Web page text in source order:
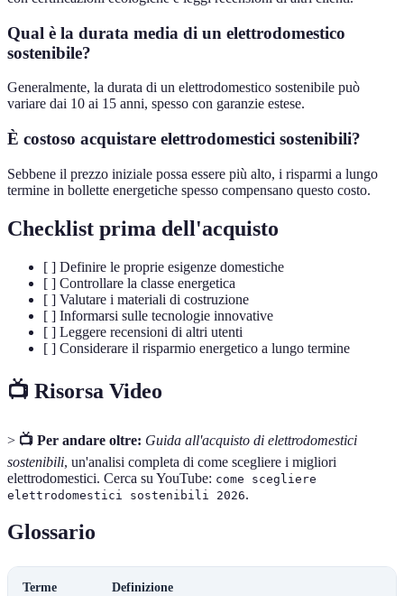
Qual è la durata media di un elettrodomestico
sostenibile?
Generalmente, la durata di un elettrodomestico sostenibile può
variare dai 10 ai 15 anni, spesso con garanzie estese.
È costoso acquistare elettrodomestici sostenibili?
Sebbene il prezzo iniziale possa essere più alto, i risparmi a lungo
termine in bollette energetiche spesso compensano questo costo.
Checklist prima dell'acquisto
[ ] Definire le proprie esigenze domestiche
[ ] Controllare la classe energetica
[ ] Valutare i materiali di costruzione
[ ] Informarsi sulle tecnologie innovative
[ ] Leggere recensioni di altri utenti
[ ] Considerare il risparmio energetico a lungo termine
📺 Risorsa Video
> 📺 Per andare oltre: Guida all'acquisto di elettrodomestici
sostenibili, un'analisi completa di come scegliere i migliori
elettrodomestici. Cerca su YouTube: come scegliere
elettrodomestici sostenibili 2026.
Glossario
Terme Definizione